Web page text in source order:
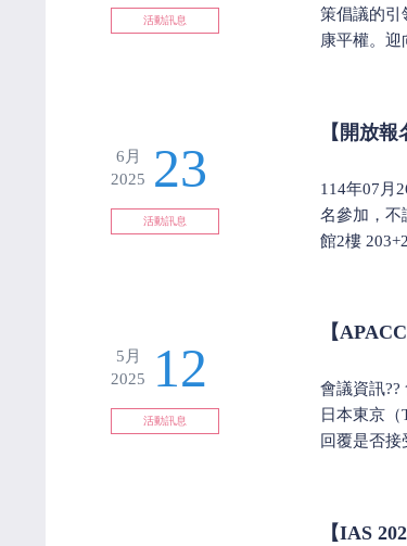
活動訊息
策倡議的引
康平權。迎
6月
2025
23
活動訊息
【開放
114年07月
名參加，
館2樓
5月
2025
12
活動訊息
【
會議資訊??
日本東京
回覆是否接
【IAS